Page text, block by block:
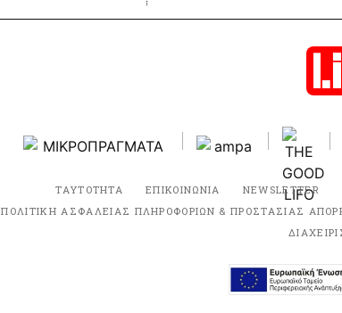
ΤΑΥΤΟΤΗΤΑ ΕΠΙΚΟΙΝΩΝΙΑ NEWSLETTER
ΠΟΛΙΤΙΚΗ ΑΣΦΑΛΕΙΑΣ ΠΛΗΡΟΦΟΡΙΩΝ & ΠΡΟΣΤΑΣΙΑΣ